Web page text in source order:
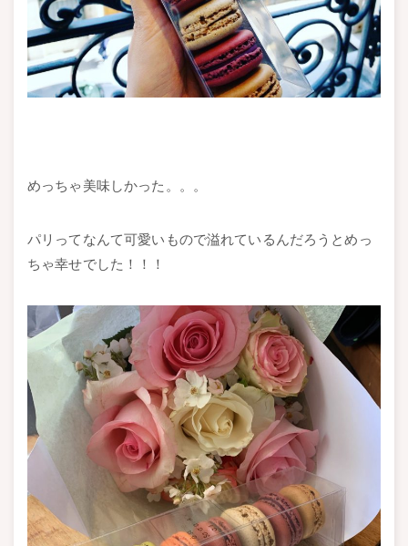
めっちゃ美味しかった。。。
パリってなんて可愛いもので溢れているんだろうとめっ
ちゃ幸せでした！！！